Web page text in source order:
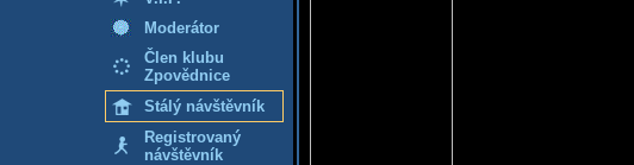
Moderátor
Člen klubu
Zpovědnice
Stálý návštěvník
Registrovaný
návštěvník